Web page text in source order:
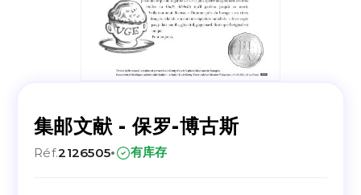
集邮文献 - 保罗-博古斯
Réf.2126505· 有库存